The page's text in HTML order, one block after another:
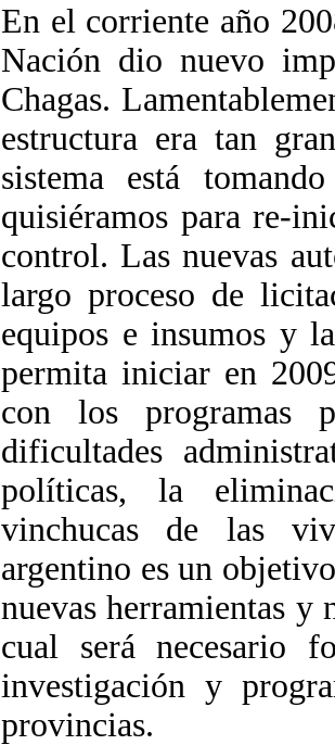
En el corriente año
Nación dio nuevo
Chagas.
estructura era tan
sistema está
quisiéramos para re-
control. Las nuevas
largo proceso de
equipos e insumos y
permita iniciar en
con los programas
dificultades
políticas, la
vinchucas de las
argentino es un
nuevas herramientas y
cual será necesario
investigación y
provincias.